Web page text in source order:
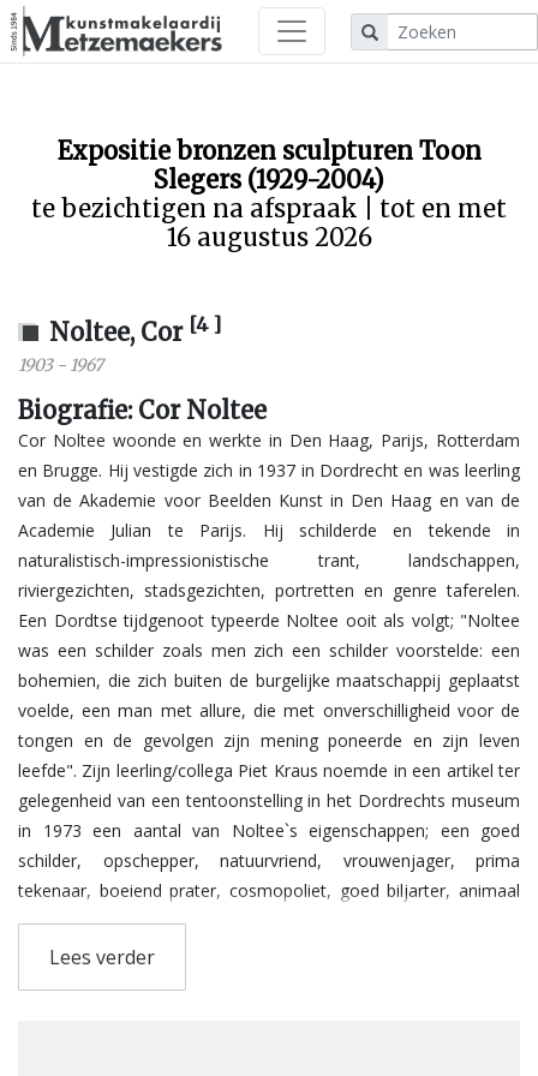
Expositie bronzen sculpturen Toon
Slegers (1929-2004)
te bezichtigen na afspraak | tot en met
16 augustus 2026
Noltee, Cor [4 ]
1903- 1967
Biografie: Cor Noltee
Cor Noltee woonde en werkte in Den Haag, Parijs, Rotterdam
en Brugge. Hij vestigde zich in 1937 in Dordrecht en was leerling
van de Akademie voor Beelden Kunst in Den Haag en van de
Academie Julian te Parijs. Hij schilderde en tekende in
naturalistisch-impressionistische trant, landschappen,
riviergezichten, stadsgezichten, portretten en genre taferelen.
Een Dordtse tijdgenoot typeerde Noltee ooit als volgt; "Noltee
was een schilder zoals men zich een schilder voorstelde: een
bohemien, die zich buiten de burgelijke maatschappij geplaatst
voelde, een man met allure, die met onverschilligheid voor de
tongen en de gevolgen zijn mening poneerde en zijn leven
leefde". Zijn leerling/collega Piet Kraus noemde in een artikel ter
gelegenheid van een tentoonstelling in het Dordrechts museum
in 1973 een aantal van Noltee`s eigenschappen; een goed
schilder, opschepper, natuurvriend, vrouwenjager, prima
tekenaar, boeiend prater, cosmopoliet, goed biljarter, animaal
talent, egoist, aardige visser, lolmaker, ernstige zwarte-
toonschilder, clochard, dandy en een eenzaam mens zonder
Lees verder